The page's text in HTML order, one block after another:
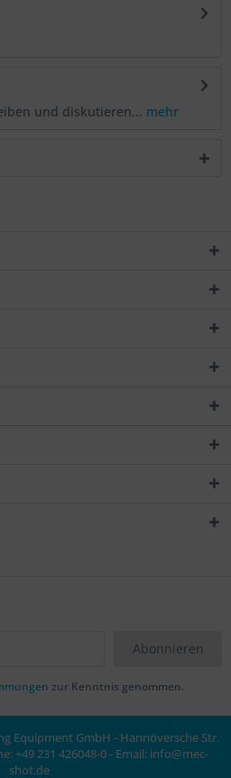
und diskutieren... mehr
Abonnieren
zur Kenntnis genommen.
Equipment GmbH - Hannöversche Str.
+49 231 426048-0 - Email: info@mec-
shot.de